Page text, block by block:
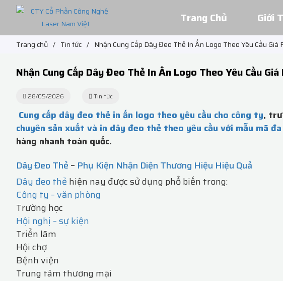
Trang Chủ Giới
Trang chủ / Tin tức / Nhận Cung Cấp Dây Đeo Thẻ In Ấn Logo Theo Yêu Cầu
Nhận Cung Cấp Dây Đeo Thẻ In Ấn Logo Theo Yêu Cầu
28/05/2026 Tin tức
Cung cấp dây đeo thẻ in ấn logo theo yêu cầu cho công ty,
chuyên sản xuất và in dây đeo thẻ theo yêu cầu với mẫu mã
hàng nhanh toàn quốc.
Dây Đeo Thẻ – Phụ Kiện Nhận Diện Thương Hiệu Hiệu Quả
Dây đeo thẻ hiện nay được sử dụng phổ biến trong:
Công ty – văn phòng
Trường học
Hội nghị – sự kiện
Triển lãm
Hội chợ
Bệnh viện
Trung tâm thương mại